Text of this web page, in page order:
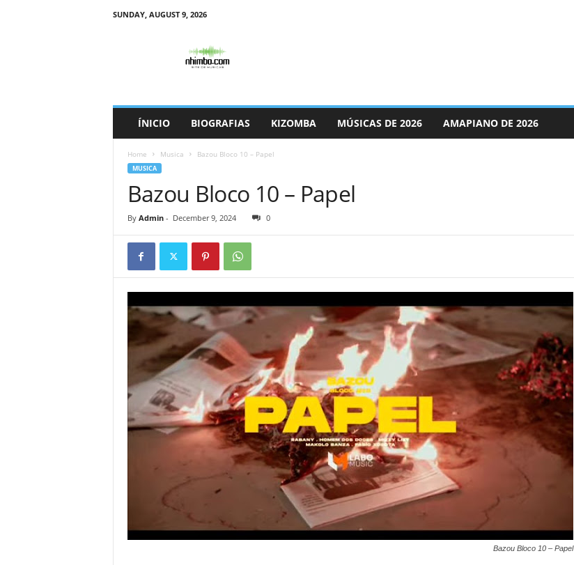
SUNDAY, AUGUST 9, 2026
ÍNICIO BIOGRAFIAS KIZOMBA MÚSICAS DE 2026 AMAPIANO DE 2026
Home Musica Bazou Bloco 10 – Papel
MUSICA
Bazou Bloco 10 – Papel
By Admin- December 9, 2024 0
Bazou Bloco 10 – Papel